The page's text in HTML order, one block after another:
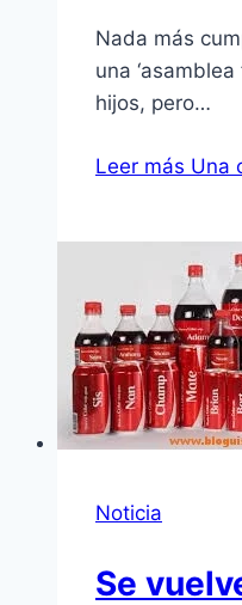
Nada más
una
hijos, pero…
Leer más Una
Noticia
Se